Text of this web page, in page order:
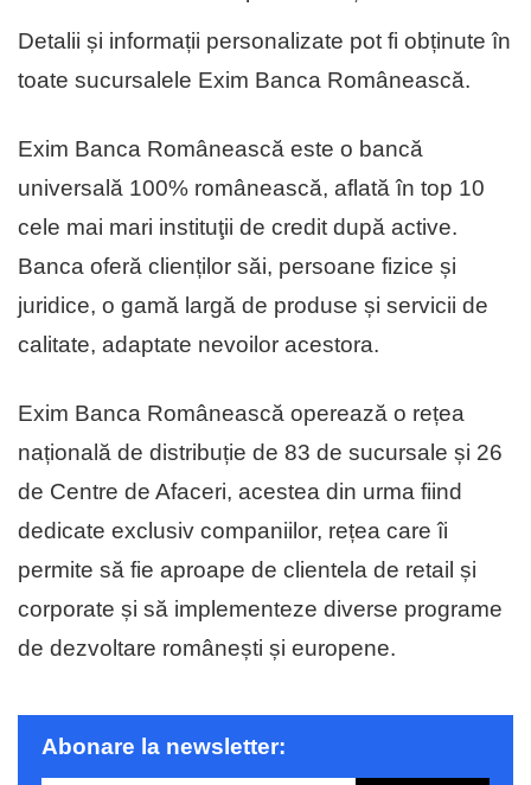
Detalii și informații personalizate pot fi obținute în
toate sucursalele Exim Banca Românească.
Exim Banca Românească este o bancă
universală 100% românească, aflată în top 10
cele mai mari instituţii de cre­dit după active.
Banca oferă clienților săi, persoane fizice și
juridice, o gamă largă de produse și servicii de
calitate, adaptate nevoilor acestora.
Exim Banca Românească operează o rețea
națională de distribuție de 83 de sucursale și 26
de Centre de Afaceri, acestea din urma fiind
dedicate exclusiv companiilor, rețea care îi
permite să fie aproape de clientela de retail și
corporate și să implementeze diverse programe
de dezvoltare românești și europene.
Abonare la newsletter: